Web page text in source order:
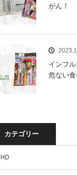
がん！
インフ
危ない
カテゴリー